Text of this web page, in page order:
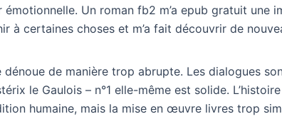
Un roman fb2 m’a epub gratuit une
à certaines choses et m’a fait découvrir de
dénoue de manière trop abrupte. Les dialogues
le Gaulois – n°1 elle-même est solide.
humaine, mais la mise en œuvre livres trop